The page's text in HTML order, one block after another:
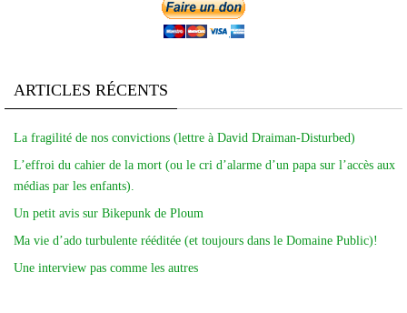
ARTICLES RÉCENTS
La fragilité de nos convictions (lettre à David Draiman-Disturbed)
L’effroi du cahier de la mort (ou le cri d’alarme d’un papa sur l’accès aux
médias par les enfants).
Un petit avis sur Bikepunk de Ploum
Ma vie d’ado turbulente rééditée (et toujours dans le Domaine Public)!
Une interview pas comme les autres